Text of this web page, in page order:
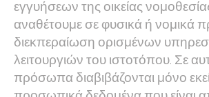
εγγυήσεων της οικείας
αναθέτουμε σε φυσικά ή νομικά
διεκπεραίωση ορισμένων
λειτουργιών του ιστοτόπου. Σε
πρόσωπα διαβιβάζονται μόνο